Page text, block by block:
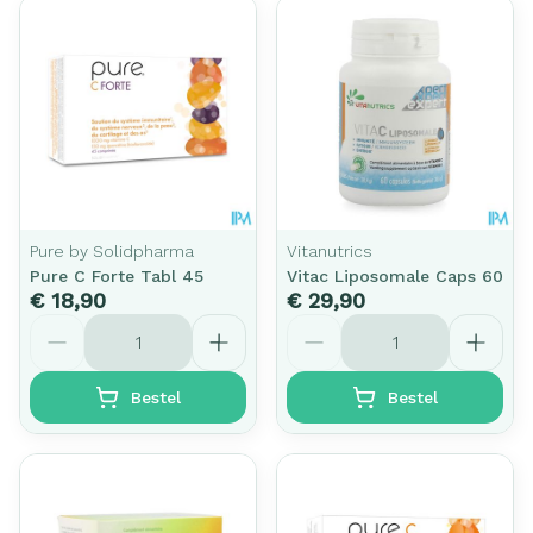
Pure by Solidpharma
Pure C Forte Tabl 45
€ 18,90
Aantal
Bestel
Vitanutrics
Vitac Liposomale Caps 60
€ 29,90
Aantal
Bestel